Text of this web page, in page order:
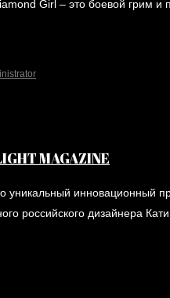
Girl – это боевой грим
MAGAZINE
уникальный инновационный
российского дизайнера